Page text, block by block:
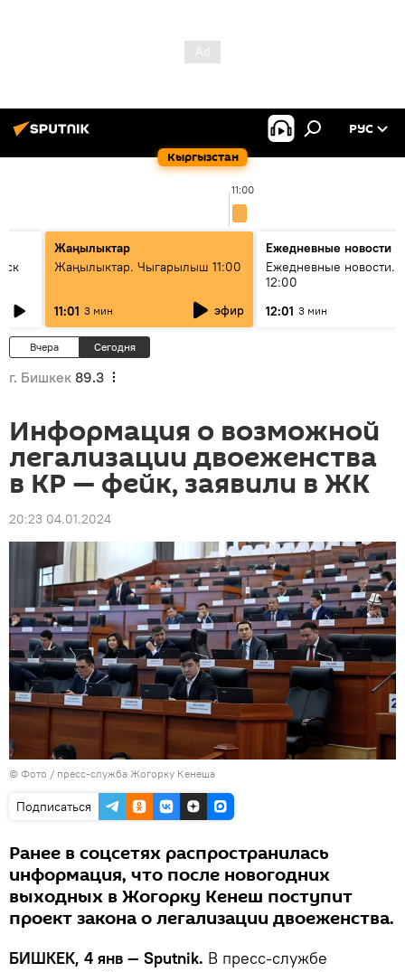
Кыргызстан
РУС
11:00
Жаңылыктар
Жаңылыктар. Чыгарылыш 11:00
11:01 3 мин эфир
Ежедневные новости
Ежедневные новости.
12:00
12:01 3 мин
Вчера Сегодня
г. Бишкек 89.3
Информация о возможной
легализации двоеженства
в КР — фейк, заявили в ЖК
20:23 04.01.2024
© Фото / пресс-служба Жогорку Кенеша
Подписаться
Ранее в соцсетях распространилась
информация, что после новогодних
выходных в Жогорку Кенеш поступит
проект закона о легализации двоеженства.
БИШКЕК, 4 янв — Sputnik. В пресс-службе